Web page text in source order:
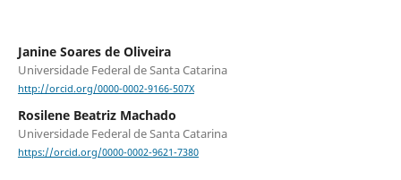
Janine Soares de Oliveira
Universidade Federal de Santa Catarina
http://orcid.org/0000-0002-9166-507X
Rosilene Beatriz Machado
Universidade Federal de Santa Catarina
https://orcid.org/0000-0002-9621-7380